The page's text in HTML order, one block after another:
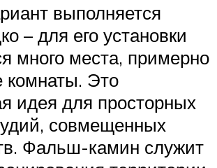
выполняется
– для его установки
много места, примерно
комнаты. Это
идея для просторных
совмещенных
Фальш-камин служит